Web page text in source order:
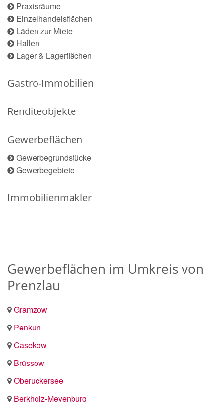
Praxisräume
Einzelhandelsflächen
Läden zur Miete
Hallen
Lager & Lagerflächen
Gastro-Immobilien
Renditeobjekte
Gewerbeflächen
Gewerbegrundstücke
Gewerbegebiete
Immobilienmakler
Gewerbeflächen im Umkreis von
Prenzlau
Gramzow
Penkun
Casekow
Brüssow
Oberuckersee
Berkholz-Meyenburg